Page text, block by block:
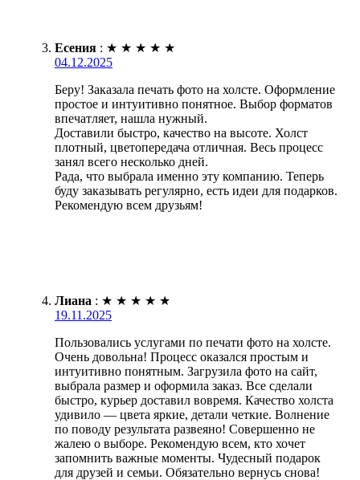
Есения : ★ ★ ★ ★ ★
04.12.2025
Беру! Заказала печать фото на холсте. Оформление
простое и интуитивно понятное. Выбор форматов
впечатляет, нашла нужный.
Доставили быстро, качество на высоте. Холст
плотный, цветопередача отличная. Весь процесс
занял всего несколько дней.
Рада, что выбрала именно эту компанию. Теперь
буду заказывать регулярно, есть идеи для подарков.
Рекомендую всем друзьям!
Лиана : ★ ★ ★ ★ ★
19.11.2025
Пользовались услугами по печати фото на холсте.
Очень довольна! Процесс оказался простым и
интуитивно понятным. Загрузила фото на сайт,
выбрала размер и оформила заказ. Все сделали
быстро, курьер доставил вовремя. Качество холста
удивило — цвета яркие, детали четкие. Волнение
по поводу результата развеяно! Совершенно не
жалею о выборе. Рекомендую всем, кто хочет
запомнить важные моменты. Чудесный подарок
для друзей и семьи. Обязательно вернусь снова!